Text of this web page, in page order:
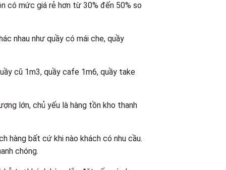
có mức giá rẻ hơn từ 30% đến 50% so
nhau như quầy có mái che, quầy
cũ 1m3, quầy cafe 1m6, quầy take
lớn, chủ yếu là hàng tồn kho thanh
hàng bất cứ khi nào khách có nhu cầu.
chóng.